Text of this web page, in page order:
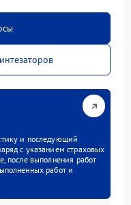
и последующий
с указанием страховых
после выполнения работ
работ и